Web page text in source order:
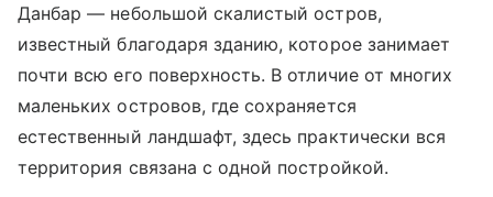
Данбар — небольшой скалистый остров,
известный благодаря зданию, которое занимает
почти всю его поверхность. В отличие от многих
маленьких островов, где сохраняется
естественный ландшафт, здесь практически вся
территория связана с одной постройкой.